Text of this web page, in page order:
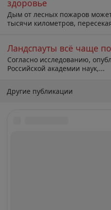
здоровье
Дым от лесных пожаров
тысячи километров,
Ландспауты всё чаще
Согласно исследованию,
Российской академии наук,...
Другие публикации